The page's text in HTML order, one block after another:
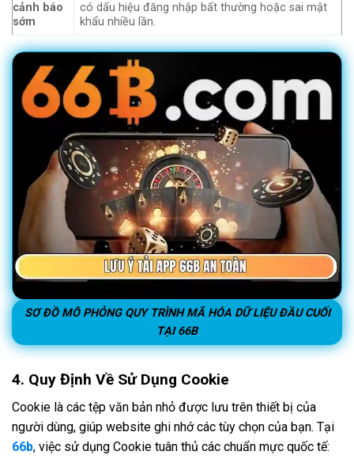
cảnh báo
sớm
có dấu hiệu đăng nhập bất thường hoặc sai mật
khẩu nhiều lần.
SƠ ĐỒ MÔ PHỎNG QUY TRÌNH MÃ HÓA DỮ LIỆU ĐẦU CUỐI
TẠI 66B
4. Quy Định Về Sử Dụng Cookie
Cookie là các tệp văn bản nhỏ được lưu trên thiết bị của
người dùng, giúp website ghi nhớ các tùy chọn của bạn. Tại
66b, việc sử dụng Cookie tuân thủ các chuẩn mực quốc tế: